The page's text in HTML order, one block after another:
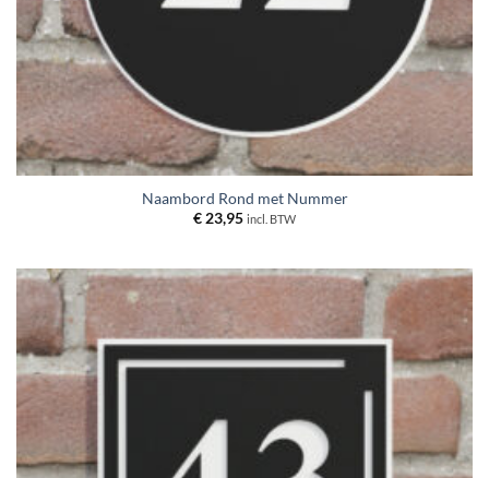
Naambord Rond met Nummer
€ 23,95 incl. BTW